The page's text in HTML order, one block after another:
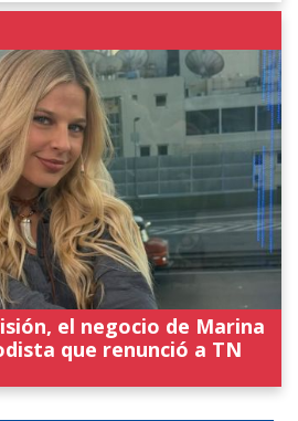
el negocio de Marina
que renunció a TN